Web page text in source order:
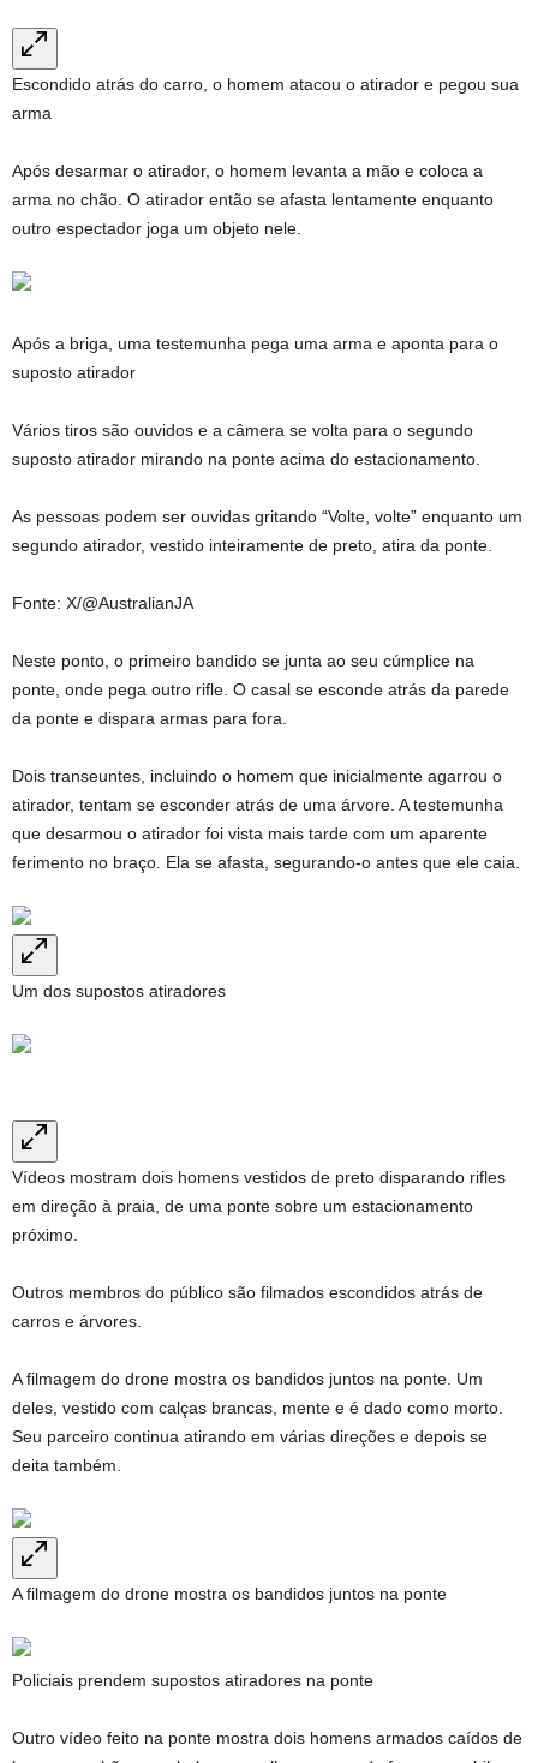
Escondido atrás do carro, o homem atacou o atirador e pegou sua
arma
Após desarmar o atirador, o homem levanta a mão e coloca a
arma no chão. O atirador então se afasta lentamente enquanto
outro espectador joga um objeto nele.
Após a briga, uma testemunha pega uma arma e aponta para o
suposto atirador
Vários tiros são ouvidos e a câmera se volta para o segundo
suposto atirador mirando na ponte acima do estacionamento.
As pessoas podem ser ouvidas gritando “Volte, volte” enquanto um
segundo atirador, vestido inteiramente de preto, atira da ponte.
Fonte: X/@AustralianJA
Neste ponto, o primeiro bandido se junta ao seu cúmplice na
ponte, onde pega outro rifle. O casal se esconde atrás da parede
da ponte e dispara armas para fora.
Dois transeuntes, incluindo o homem que inicialmente agarrou o
atirador, tentam se esconder atrás de uma árvore. A testemunha
que desarmou o atirador foi vista mais tarde com um aparente
ferimento no braço. Ela se afasta, segurando-o antes que ele caia.
Um dos supostos atiradores
Vídeos mostram dois homens vestidos de preto disparando rifles
em direção à praia, de uma ponte sobre um estacionamento
próximo.
Outros membros do público são filmados escondidos atrás de
carros e árvores.
A filmagem do drone mostra os bandidos juntos na ponte. Um
deles, vestido com calças brancas, mente e é dado como morto.
Seu parceiro continua atirando em várias direções e depois se
deita também.
A filmagem do drone mostra os bandidos juntos na ponte
Policiais prendem supostos atiradores na ponte
Outro vídeo feito na ponte mostra dois homens armados caídos de